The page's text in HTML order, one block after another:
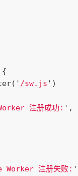
{
( ' /sw.js ' )
注册成功: ' ,
Worker 注册失败: '